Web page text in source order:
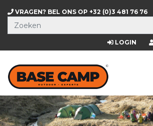
VRAGEN? BEL ONS OP +32 (0)3 481 76 76
LOGIN